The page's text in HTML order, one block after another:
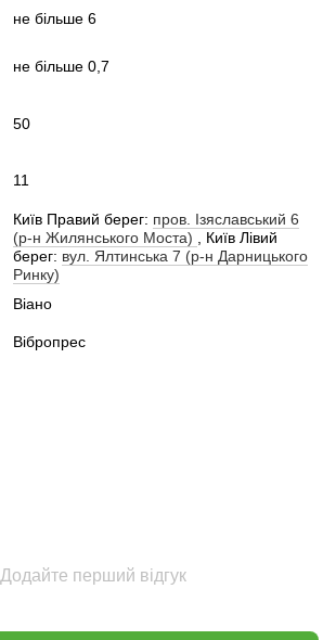
не більше 6
не більше 0,7
50
11
Київ Правий берег: пров. Ізяславський 6
(р-н Жилянського Моста) , Київ Лівий
берег: вул. Ялтинська 7 (р-н Дарницького
Ринку)
Віано
Вібропрес
Додайте перший відгук